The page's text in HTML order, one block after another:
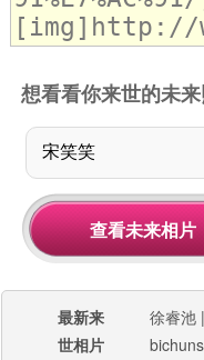
想看看你来世的未
最新来
世相片
徐睿池